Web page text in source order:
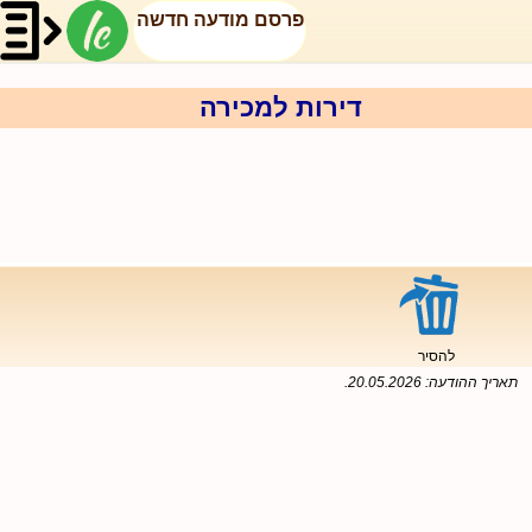
פרסם מודעה חדשה
דירות למכירה
להסיר
תאריך ההודעה:20.05.2026
.